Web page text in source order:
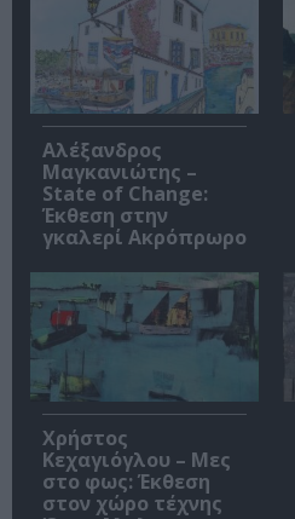
Αλέξανδρος
Μαγκανιώτης –
State of Change:
Έκθεση στην
γκαλερί Ακρόπρωρο
Χρήστος
Κεχαγιόγλου – Μες
στο φως: Έκθεση
στον χώρο τέχνης